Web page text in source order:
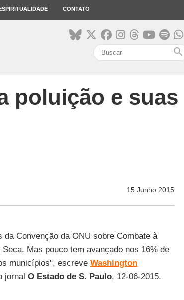
CONTATO
search
poluição e suas
15 Junho 2015
Convenção da ONU sobre Combate à
Mas pouco tem avançado nos 16% de
municípios", escreve Washington
jornal O Estado de S. Paulo, 12-06-2015.